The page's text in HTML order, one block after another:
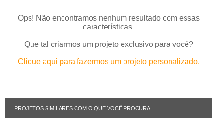
Ops! Não encontramos nenhum resultado com essas
características.
Que tal criarmos um projeto exclusivo para você?
Clique aqui para fazermos um projeto personalizado.
PROJETOS SIMILARES COM O QUE VOCÊ PROCURA